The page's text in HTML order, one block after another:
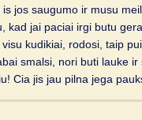
is jos saugumo ir musu
kad jai paciai irgi butu
kudikiai, rodosi, taip
smalsi, nori buti lauke
Cia jis jau pilna jega